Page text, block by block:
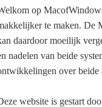
op
te maken. De
daardoor moeilijk
nadelen van beide
over beide
website is gestart